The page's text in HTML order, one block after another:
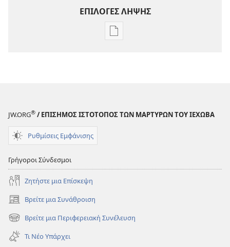
ΕΠΙΛΟΓΕΣ ΛΗΨΗΣ
Επιλογές
JW.ORG® / ΕΠΙΣΗΜΟΣ ΙΣΤΟΤΟΠΟΣ ΤΩΝ ΜΑΡΤΥΡΩΝ ΤΟΥ ΙΕΧΩΒΑ
Ρυθμίσεις Εμφάνισης
Γρήγοροι Σύνδεσμοι
Ζητήστε μια Επίσκεψη
Βρείτε μια Συνάθροιση
(ανοίγει
νέο
παράθυρο)
Βρείτε μια Περιφερειακή Συνέλευση
(ανοίγει
νέο
παράθυρο)
Τι Νέο Υπάρχει